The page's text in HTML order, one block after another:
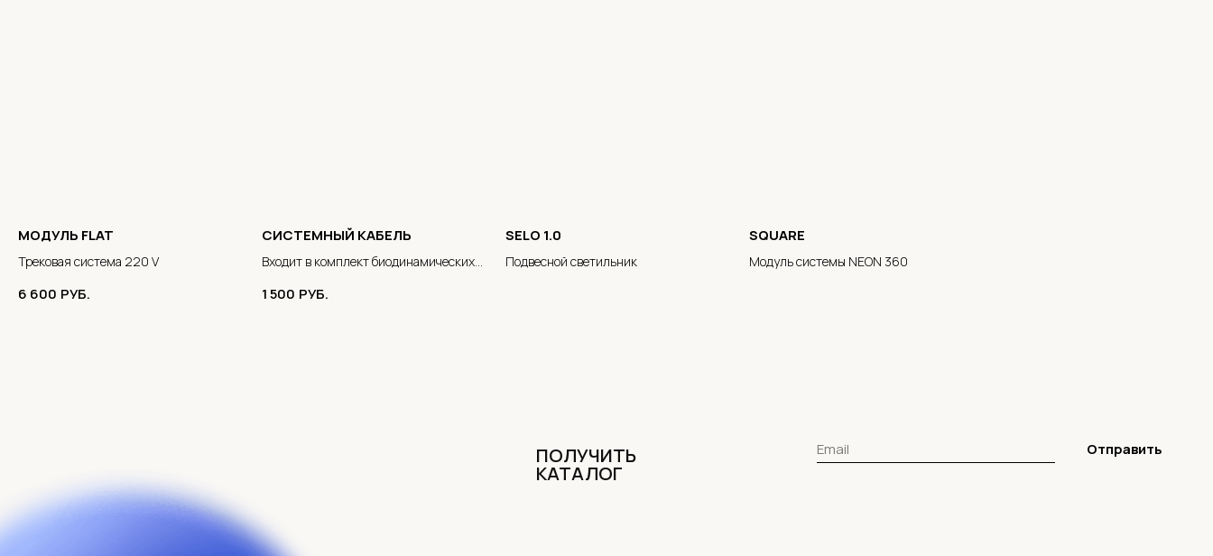
МОДУЛЬ FLAT
Трековая система 220 V
6 600 РУБ.
СИСТЕМНЫЙ КАБЕЛЬ
Входит в комплект биодинамических
1 500 РУБ.
SELO 1.0
Подвесной светильник
SQUARE
Модуль системы NEON 360
ПОЛУЧИТЬ
КАТАЛОГ
Отправить